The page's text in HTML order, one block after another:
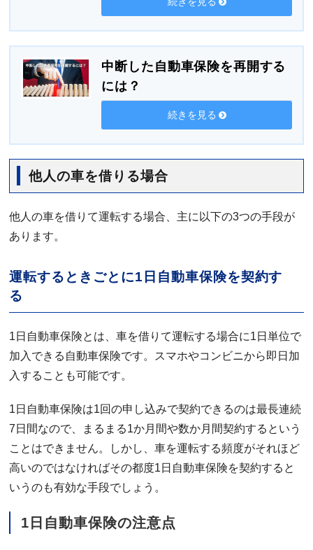
中断した自動車保険を再開する
には？
続きを見る
他人の車を借りる場合
他人の車を借りて運転する場合、主に以下の3つの手段が
あります。
運転するときごとに1日自動車保険を契約す
る
1日自動車保険とは、車を借りて運転する場合に1日単位で
加入できる自動車保険です。スマホやコンビニから即日加
入することも可能です。
1日自動車保険は1回の申し込みで契約できるのは最長連続
7日間なので、まるまる1か月間や数か月間契約するという
ことはできません。しかし、車を運転する頻度がそれほど
高いのではなければその都度1日自動車保険を契約すると
いうのも有効な手段でしょう。
1日自動車保険の注意点